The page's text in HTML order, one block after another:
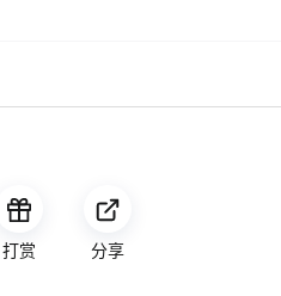
打赏 分享